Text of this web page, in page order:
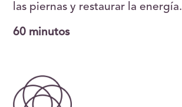
las piernas y restaurar la energía.
60 minutos